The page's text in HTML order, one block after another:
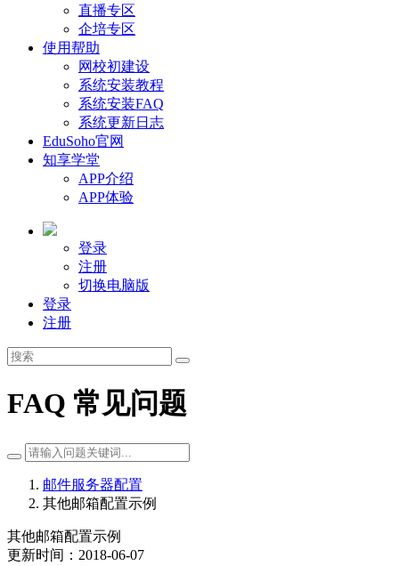
直播专区
企培专区
使用帮助
网校初建设
系统安装教程
系统安装FAQ
系统更新日志
EduSoho官网
知享学堂
APP介绍
APP体验
登录
注册
切换电脑版
登录
注册
FAQ 常见问题
邮件服务器配置
其他邮箱配置示例
其他邮箱配置示例
更新时间：2018-06-07